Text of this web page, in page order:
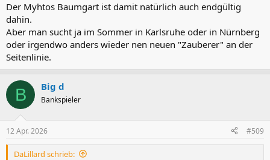
Der Myhtos Baumgart ist damit natürlich auch endgültig
dahin.
Aber man sucht ja im Sommer in Karlsruhe oder in Nürnberg
oder irgendwo anders wieder nen neuen "Zauberer" an der
Seitenlinie.
B Big d
Bankspieler
12 Apr. 2026 #509
DaLillard schrieb: